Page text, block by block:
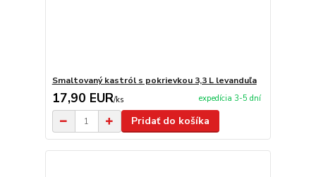
Smaltovaný kastról s pokrievkou 3,3 L levanduľa
17,90 EUR/ks expedícia 3-5 dní
Pridať do košíka